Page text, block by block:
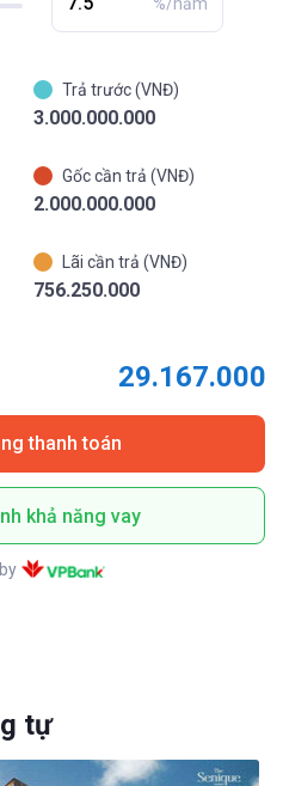
Trả trước (VNĐ)
3.000.000.000
Gốc cần trả (VNĐ)
2.000.000.000
Lãi cần trả (VNĐ)
756.250.000
29.167.000
thanh toán
khả năng vay
tự